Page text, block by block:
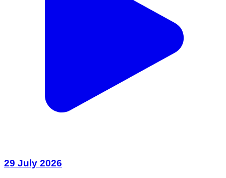
29 July 2026